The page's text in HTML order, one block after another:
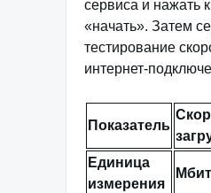
сервиса и нажать
«начать». Затем
тестирование
интернет-
Показатель
Единица
измерения